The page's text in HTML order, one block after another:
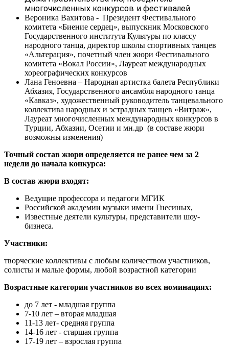
многочисленных конкурсов и фестивалей
Вероника Вахитова - Президент Фестивального
комитета «Биение сердец», выпускник Московского
Государственного института Культуры по классу
народного танца, директор школы спортивных танцев
«Альтерация», почетный член жюри Фестивального
комитета «Вокал России», Лауреат международных
хореографических конкурсов
Лана Геноевна – Народная артистка балета Республики
Абхазия, Государственного ансамбля народного танца
«Кавказ», художественный руководитель танцевального
коллектива народных и эстрадных танцев «Витраж»,
Лауреат многочисленных международных конкурсов в
Турции, Абхазии, Осетии и мн.др (в составе жюри
возможны изменения)
Точный состав жюри определяется не ранее чем за 2
недели до начала конкурса:
В состав жюри входят:
Ведущие профессора и педагоги МГИК
Российской академии музыки имени Гнесиных,
Известные деятели культуры, представители шоу-
бизнеса.
Участники:
творческие коллективы с любым количеством участников,
солисты и малые формы, любой возрастной категории
Возрастные категории участников во всех номинациях:
до 7 лет - младшая группа
7-10 лет – вторая младшая
11-13 лет- средняя группа
14-16 лет - старшая группа
17-19 лет – взрослая группа